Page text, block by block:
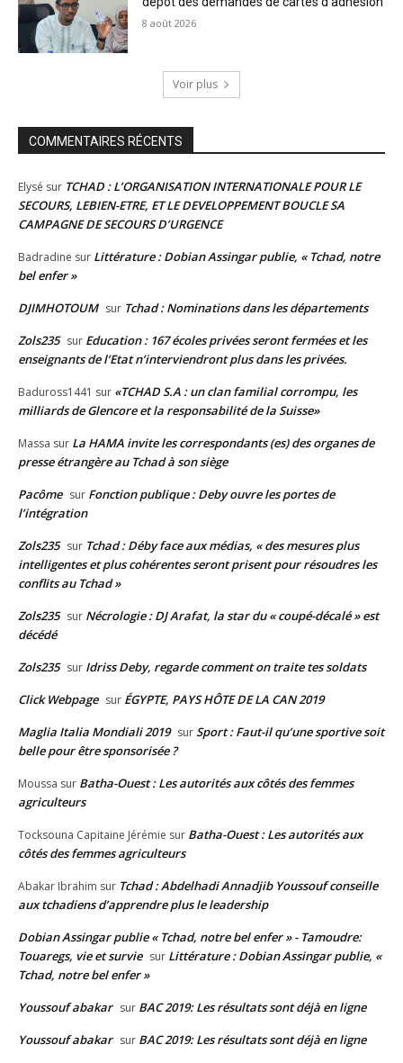
8 août 2026
Voir plus
COMMENTAIRES RÉCENTS
Elysé sur TCHAD : L’ORGANISATION INTERNATIONALE POUR LE
SECOURS, LEBIEN-ETRE, ET LE DEVELOPPEMENT BOUCLE SA
CAMPAGNE DE SECOURS D’URGENCE
Badradine sur Littérature : Dobian Assingar publie, « Tchad, notre
bel enfer »
DJIMHOTOUM sur Tchad : Nominations dans les départements
Zols235 sur Education : 167 écoles privées seront fermées et les
enseignants de l’Etat n’interviendront plus dans les privées.
Baduross1441 sur «TCHAD S.A : un clan familial corrompu, les
milliards de Glencore et la responsabilité de la Suisse»
Massa sur La HAMA invite les correspondants (es) des organes de
presse étrangère au Tchad à son siège
Pacôme sur Fonction publique : Deby ouvre les portes de
l’intégration
Zols235 sur Tchad : Déby face aux médias, « des mesures plus
intelligentes et plus cohérentes seront prisent pour résoudres les
conflits au Tchad »
Zols235 sur Nécrologie : DJ Arafat, la star du « coupé-décalé » est
décédé
Zols235 sur Idriss Deby, regarde comment on traite tes soldats
Click Webpage sur ÉGYPTE, PAYS HÔTE DE LA CAN 2019
Maglia Italia Mondiali 2019 surSport : Faut-il qu’une sportive soit
belle pour être sponsorisée ?
Moussa sur Batha-Ouest : Les autorités aux côtés des femmes
agriculteurs
Tocksouna Capitaine Jérémie sur Batha-Ouest : Les autorités aux
côtés des femmes agriculteurs
Abakar Ibrahim sur Tchad : Abdelhadi Annadjib Youssouf conseille
aux tchadiens d’apprendre plus le leadership
Dobian Assingar publie « Tchad, notre bel enfer » - Tamoudre:
Touaregs, vie et survie sur Littérature : Dobian Assingar publie, «
Tchad, notre bel enfer »
Youssouf abakar sur BAC 2019: Les résultats sont déjà en ligne
Youssouf abakar sur BAC 2019: Les résultats sont déjà en ligne